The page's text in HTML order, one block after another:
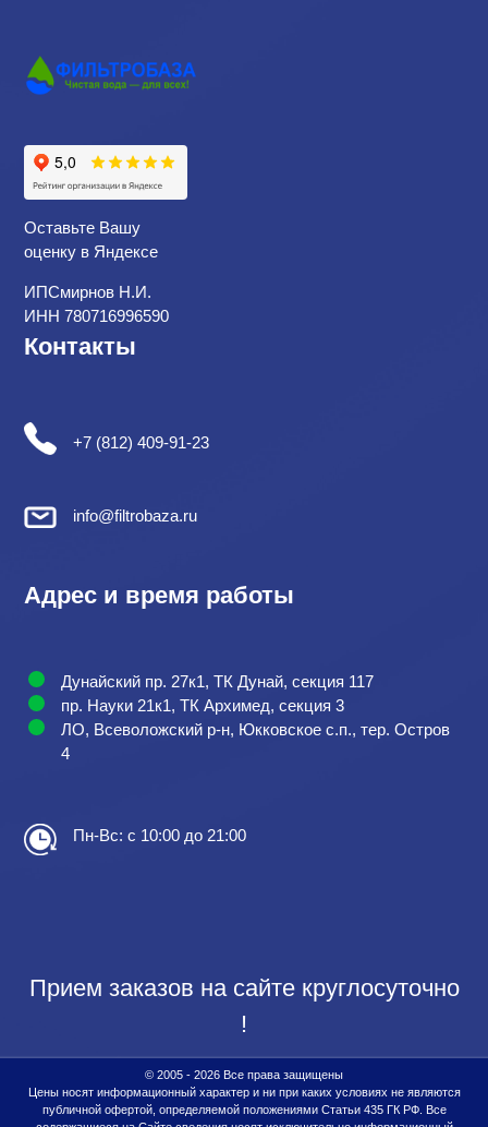
Оставьте Вашу
оценку в Яндексе
ИПСмирнов Н.И.
ИНН 780716996590
Контакты
+7 (812) 409-91-23
info@filtrobaza.ru
Адрес и время работы
Дунайский пр. 27к1, ТК Дунай, секция 117
пр. Науки 21к1, ТК Архимед, секция 3
ЛО, Всеволожский р-н, Юкковское с.п., тер. Остров
4
Пн-Вс: с 10:00 до 21:00
Прием заказов на сайте круглосуточно
!
© 2005 - 2026 Все права защищены
Цены носят информационный характер и ни при каких условиях не являются
публичной офертой, определяемой положениями Статьи 435 ГК РФ. Все